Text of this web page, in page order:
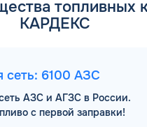
топливных
КАРДЕКС
сеть: 6100 АЗС
АЗС и АГЗС в России.
с первой заправки!